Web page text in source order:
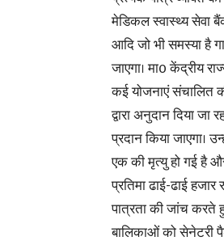
मेडिकल स्वास्थ्य सेवा
आदि जो भी समस्या है
जाएगा। मा0 केंद्रीय
कई योजनाएं संचालित
द्वारा अनुदान दिया
प्रदान किया जाएगा।
एक की मृत्यु हो गई है
प्रतिमा ढाई-ढाई
पात्रता की जांच करते
बालिकाओं को सेनेटरी